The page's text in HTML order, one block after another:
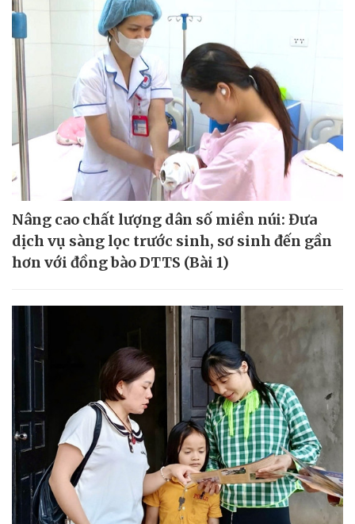
Nâng cao chất lượng dân số miền núi: Đưa
dịch vụ sàng lọc trước sinh, sơ sinh đến gần
hơn với đồng bào DTTS (Bài 1)